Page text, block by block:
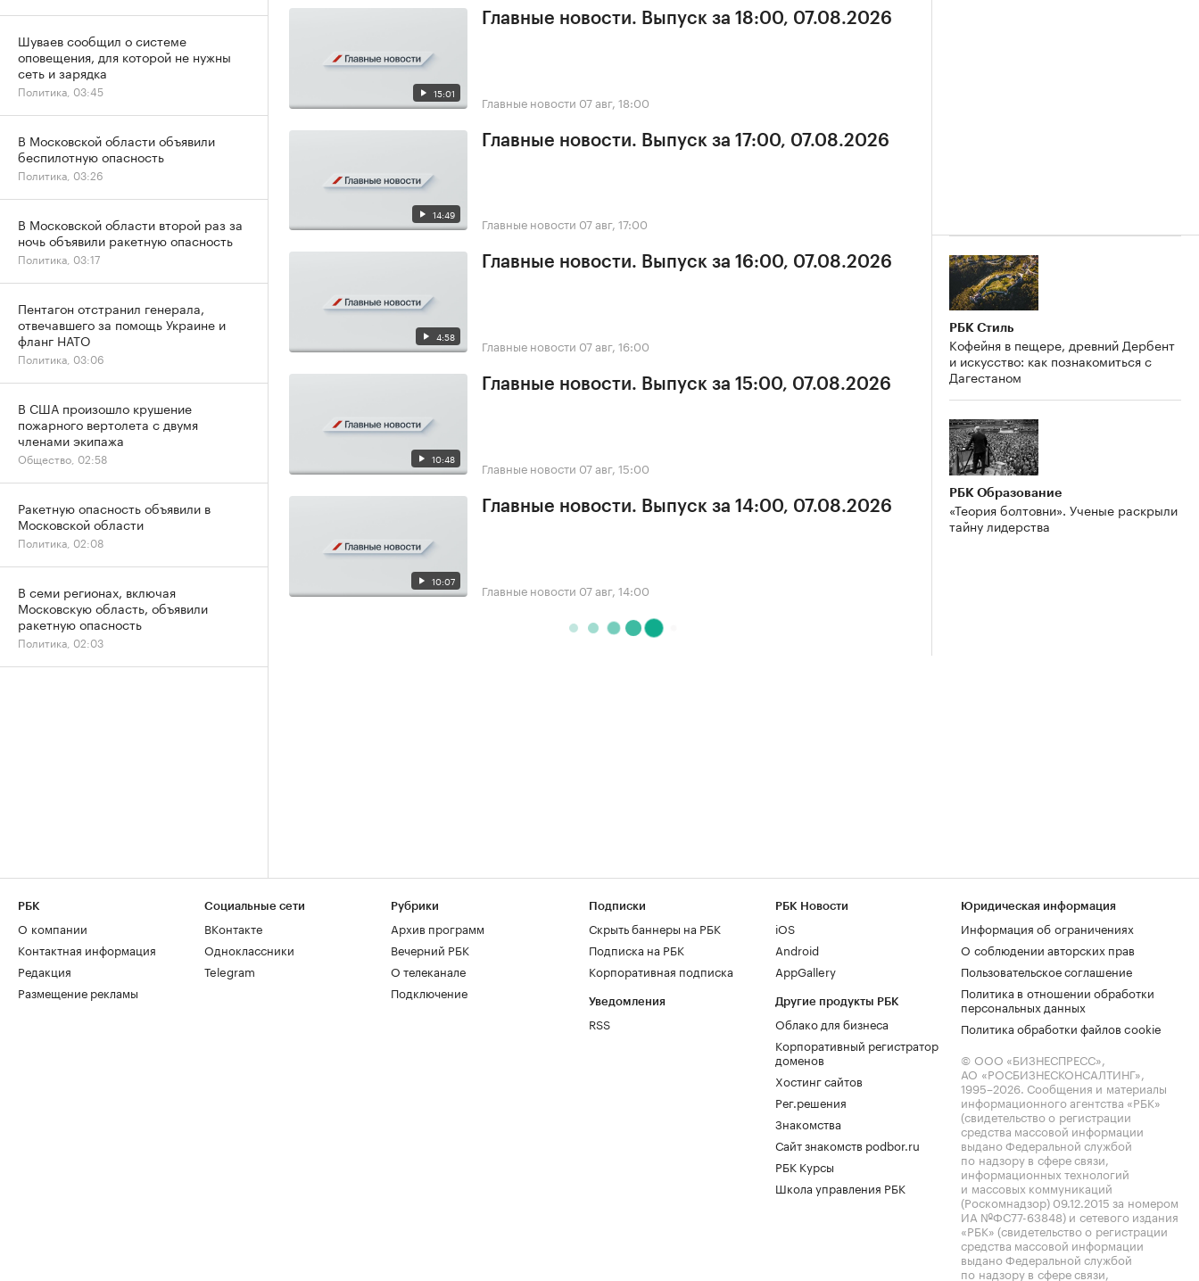
15:01
Главные новости. Выпуск за 18:00, 07.08.2026
Главные новости 07 авг, 18:00
14:49
Главные новости. Выпуск за 17:00, 07.08.2026
Главные новости 07 авг, 17:00
4:58
Главные новости. Выпуск за 16:00, 07.08.2026
Главные новости 07 авг, 16:00
10:48
Главные новости. Выпуск за 15:00, 07.08.2026
Главные новости 07 авг, 15:00
10:07
Главные новости. Выпуск за 14:00, 07.08.2026
Главные новости 07 авг, 14:00
РБК Стиль
Кофейня в пещере, древний Дербент
и искусство: как познакомиться с
Дагестаном
РБК Образование
«Теория болтовни». Ученые раскрыли
тайну лидерства
Шуваев сообщил о системе
оповещения, для которой не нужны
сеть и зарядка
Политика, 03:45
В Московской области объявили
беспилотную опасность
Политика, 03:26
В Московской области второй раз за
ночь объявили ракетную опасность
Политика, 03:17
Пентагон отстранил генерала,
отвечавшего за помощь Украине и
фланг НАТО
Политика, 03:06
В США произошло крушение
пожарного вертолета с двумя
членами экипажа
Общество, 02:58
Ракетную опасность объявили в
Московской области
Политика, 02:08
В семи регионах, включая
Московскую область, объявили
ракетную опасность
Политика, 02:03
РБК
О компании
Контактная информация
Редакция
Размещение рекламы
Социальные сети
ВКонтакте
Одноклассники
Telegram
Рубрики
Архив программ
Вечерний РБК
О телеканале
Подключение
Подписки
Скрыть баннеры на РБК
Подписка на РБК
Корпоративная подписка
Уведомления
RSS
РБК Новости
iOS
Android
AppGallery
Другие продукты РБК
Облако для бизнеса
Корпоративный регистратор
доменов
Хостинг сайтов
Рег.решения
Знакомства
Сайт знакомств podbor.ru
РБК Курсы
Школа управления РБК
Юридическая информация
Информация об ограничениях
О соблюдении авторских прав
Пользовательское соглашение
Политика в отношении обработки
персональных данных
Политика обработки файлов cookie
© ООО «БИЗНЕСПРЕСС»,
АО «РОСБИЗНЕСКОНСАЛТИНГ»,
1995–2026. Сообщения и материалы
информационного агентства «РБК»
(свидетельство о регистрации
средства массовой информации
выдано Федеральной службой
по надзору в сфере связи,
информационных технологий
и массовых коммуникаций
(Роскомнадзор) 09.12.2015 за номером
ИА №ФС77-63848) и сетевого издания
«РБК» (свидетельство о регистрации
средства массовой информации
выдано Федеральной службой
по надзору в сфере связи,